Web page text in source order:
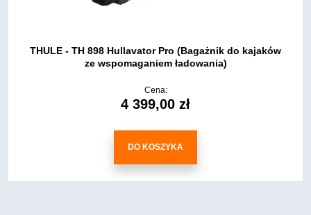
THULE - TH 898 Hullavator Pro (Bagażnik do kajaków
ze wspomaganiem ładowania)
Cena:
4 399,00 zł
DO KOSZYKA